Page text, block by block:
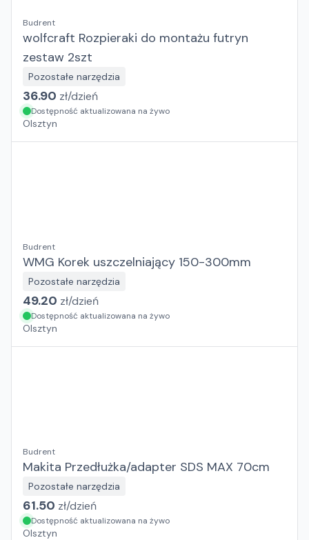
Budrent
wolfcraft Rozpieraki do montażu futryn
zestaw 2szt
Pozostałe narzędzia
36.90 zł/dzień
Dostępność aktualizowana na żywo
Olsztyn
Budrent
WMG Korek uszczelniający 150-300mm
Pozostałe narzędzia
49.20 zł/dzień
Dostępność aktualizowana na żywo
Olsztyn
Budrent
Makita Przedłużka/adapter SDS MAX 70cm
Pozostałe narzędzia
61.50 zł/dzień
Dostępność aktualizowana na żywo
Olsztyn